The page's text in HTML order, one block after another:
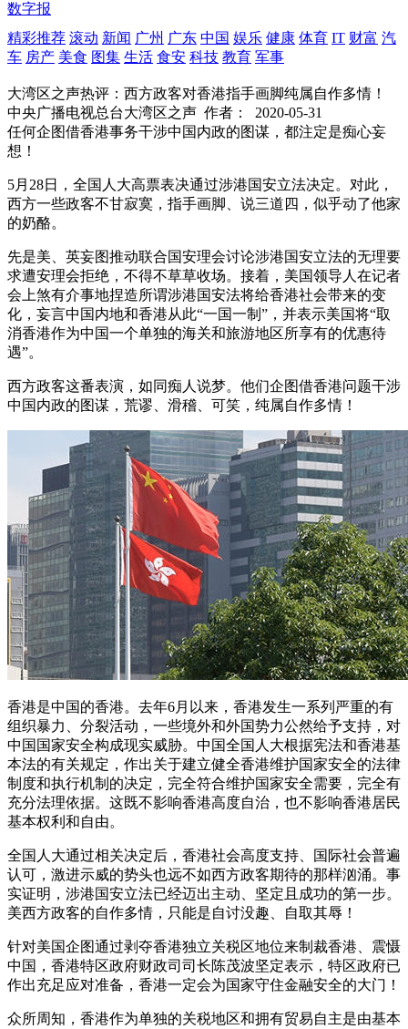
数字报
精彩推荐 滚动 新闻 广州 广东 中国 娱乐 健康 体育 IT 财富 汽
车 房产 美食 图集 生活 食安 科技 教育 军事
大湾区之声热评：西方政客对香港指手画脚纯属自作多情！
中央广播电视总台大湾区之声 作者：
2020-05-31
任何企图借香港事务干涉中国内政的图谋，都注定是痴心妄
想！
5月28日，全国人大高票表决通过涉港国安立法决定。对此，
西方一些政客不甘寂寞，指手画脚、说三道四，似乎动了他家
的奶酪。
先是美、英妄图推动联合国安理会讨论涉港国安立法的无理要
求遭安理会拒绝，不得不草草收场。接着，美国领导人在记者
会上煞有介事地捏造所谓涉港国安法将给香港社会带来的变
化，妄言中国内地和香港从此“一国一制”，并表示美国将“取
消香港作为中国一个单独的海关和旅游地区所享有的优惠待
遇”。
西方政客这番表演，如同痴人说梦。他们企图借香港问题干涉
中国内政的图谋，荒谬、滑稽、可笑，纯属自作多情！
香港是中国的香港。去年6月以来，香港发生一系列严重的有
组织暴力、分裂活动，一些境外和外国势力公然给予支持，对
中国国家安全构成现实威胁。中国全国人大根据宪法和香港基
本法的有关规定，作出关于建立健全香港维护国家安全的法律
制度和执行机制的决定，完全符合维护国家安全需要，完全有
充分法理依据。这既不影响香港高度自治，也不影响香港居民
基本权利和自由。
全国人大通过相关决定后，香港社会高度支持、国际社会普遍
认可，激进示威的势头也远不如西方政客期待的那样汹涌。事
实证明，涉港国安立法已经迈出主动、坚定且成功的第一步。
美西方政客的自作多情，只能是自讨没趣、自取其辱！
针对美国企图通过剥夺香港独立关税区地位来制裁香港、震慑
中国，香港特区政府财政司司长陈茂波坚定表示，特区政府已
作出充足应对准备，香港一定会为国家守住金融安全的大门！
众所周知，香港作为单独的关税地区和拥有贸易自主是由基本